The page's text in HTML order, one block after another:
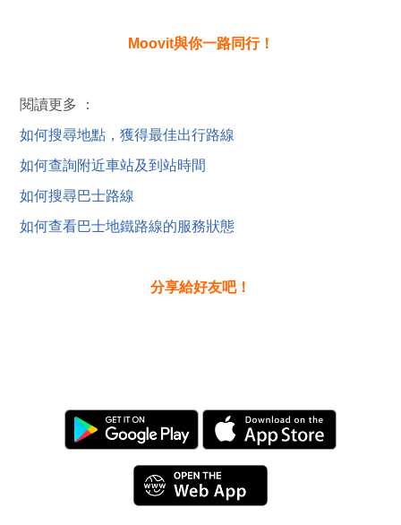
Moovit與你一路同行！
閱讀更多 ：
如何搜尋地點，獲得最佳出行路線
如何查詢附近車站及到站時間
如何搜尋巴士路線
如何查看巴士地鐵路線的服務狀態
分享給好友吧！